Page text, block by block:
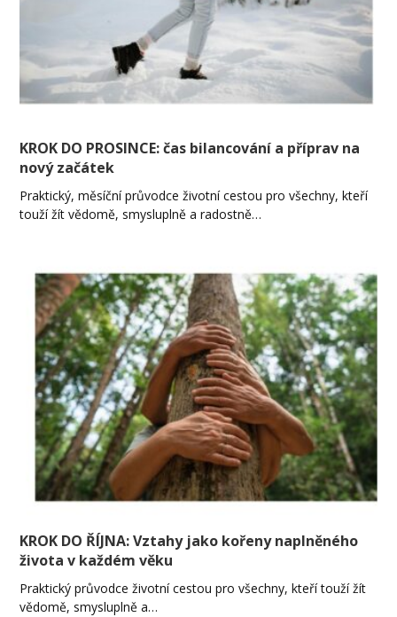
KROK DO PROSINCE: čas bilancování a příprav na
nový začátek
Praktický, měsíční průvodce životní cestou pro všechny, kteří
touží žít vědomě, smysluplně a radostně…
KROK DO ŘÍJNA: Vztahy jako kořeny naplněného
života v každém věku
Praktický průvodce životní cestou pro všechny, kteří touží žít
vědomě, smysluplně a…